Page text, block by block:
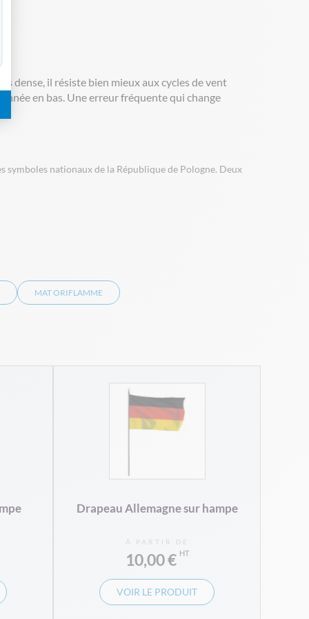
dense, il résiste bien mieux aux cycles de vent
en bas. Une erreur fréquente qui change
symboles nationaux de la République de Pologne. Deux
MAT ORIFLAMME
Drapeau Allemagne sur hampe
À PARTIR DE
10,00 €
VOIR LE PRODUIT